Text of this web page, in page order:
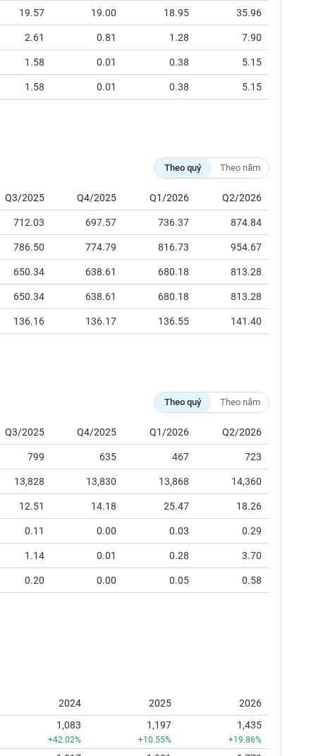
19.57 19.00 18.95 35.96
2.61 0.81 1.28 7.90
1.58 0.01 0.38 5.15
1.58 0.01 0.38 5.15
Theo quý Theo năm
Q3/2025 Q4/2025 Q1/2026 Q2/2026
712.03 697.57 736.37 874.84
786.50 774.79 816.73 954.67
650.34 638.61 680.18 813.28
650.34 638.61 680.18 813.28
136.16 136.17 136.55 141.40
Theo quý Theo năm
Q3/2025 Q4/2025 Q1/2026 Q2/2026
799 635 467 723
13,828 13,830 13,868 14,360
12.51 14.18 25.47 18.26
0.11 0.00 0.03 0.29
1.14 0.01 0.28 3.70
0.20 0.00 0.05 0.58
2024 2025
2026
1,083
+42.02%
1,197
+10.55%
1,435
+19.86%